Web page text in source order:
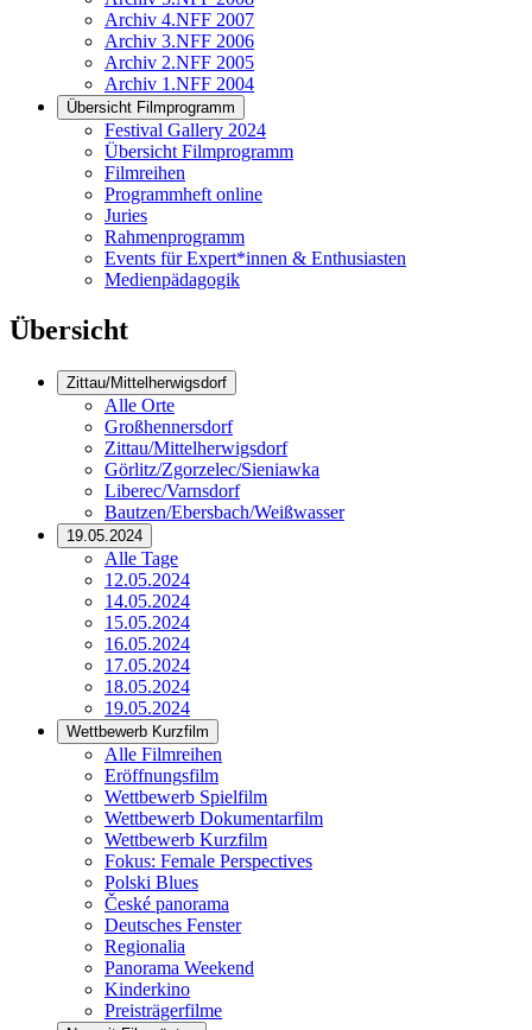
Archiv 4.NFF 2007
Archiv 3.NFF 2006
Archiv 2.NFF 2005
Archiv 1.NFF 2004
Übersicht Filmprogramm
Festival Gallery 2024
Übersicht Filmprogramm
Filmreihen
Programmheft online
Juries
Rahmenprogramm
Events für Expert*innen & Enthusiasten
Medienpädagogik
Übersicht
Zittau/Mittelherwigsdorf
Alle Orte
Großhennersdorf
Zittau/Mittelherwigsdorf
Görlitz/Zgorzelec/Sieniawka
Liberec/Varnsdorf
Bautzen/Ebersbach/Weißwasser
19.05.2024
Alle Tage
12.05.2024
14.05.2024
15.05.2024
16.05.2024
17.05.2024
18.05.2024
19.05.2024
Wettbewerb Kurzfilm
Alle Filmreihen
Eröffnungsfilm
Wettbewerb Spielfilm
Wettbewerb Dokumentarfilm
Wettbewerb Kurzfilm
Fokus: Female Perspectives
Polski Blues
České panorama
Deutsches Fenster
Regionalia
Panorama Weekend
Kinderkino
Preisträgerfilme